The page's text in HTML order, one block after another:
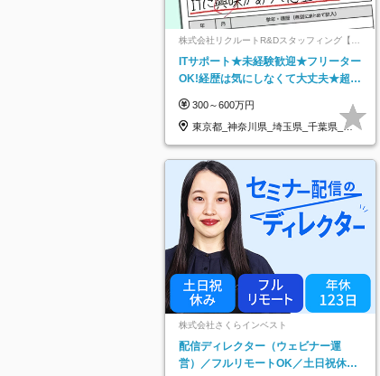
株式会社リクルートR&Dスタッフィング【リ
クルートグループ】
ITサポート★未経験歓迎★フリーター
OK!経歴は気にしなくて大丈夫★超大
300～600万円
東京都_神奈川県_埼玉県_千葉県_大
阪府…
株式会社さくらインベスト
配信ディレクター（ウェビナー運
営）／フルリモートOK／土日祝休み